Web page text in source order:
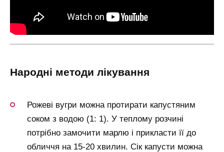
народні методи лікування
Рожеві вугри можна протирати капустяним
соком з водою (1: 1). У теплому розчині
потрібно замочити марлю і прикласти її до
обличчя на 15-20 хвилин. Сік капусти можна